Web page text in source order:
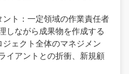
ト：一定領域の作業責任者
しながら成果物を作成する
ェクト全体のマネジメン
イアントとの折衝、新規顧